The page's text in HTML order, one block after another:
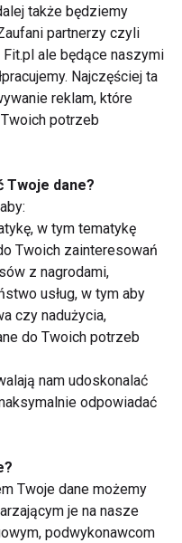
Na patelni
bakłażana. Jak
brokuł,
i gotować 5 min. aż
w grubsze
doprawić solą i
żaroodpornego.
serem żółtym.
piec przez 10 min. aż
lekko ostudzić i
i serem
12-14 cm średnicy)
Mońki
także będziemy
partnerzy czyli
ale będące naszymi
Najczęściej ta
reklam, które
potrzeb
Twoje dane?
w tym tematykę
Twoich zainteresowań
z nagrodami,
usług, w tym aby
czy nadużycia,
do Twoich potrzeb
nam udoskonalać
odpowiadać
Twoje dane możemy
je na nasze
podwykonawcom